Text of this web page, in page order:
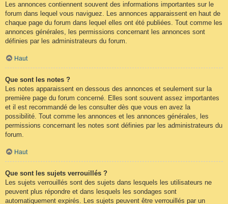
Les annonces contiennent souvent des informations importantes sur le
forum dans lequel vous naviguez. Les annonces apparaissent en haut de
chaque page du forum dans lequel elles ont été publiées. Tout comme les
annonces générales, les permissions concernant les annonces sont
définies par les administrateurs du forum.
Haut
Que sont les notes ?
Les notes apparaissent en dessous des annonces et seulement sur la
première page du forum concerné. Elles sont souvent assez importantes
et il est recommandé de les consulter dès que vous en avez la
possibilité. Tout comme les annonces et les annonces générales, les
permissions concernant les notes sont définies par les administrateurs du
forum.
Haut
Que sont les sujets verrouillés ?
Les sujets verrouillés sont des sujets dans lesquels les utilisateurs ne
peuvent plus répondre et dans lesquels les sondages sont
automatiquement expirés. Les sujets peuvent être verrouillés par un